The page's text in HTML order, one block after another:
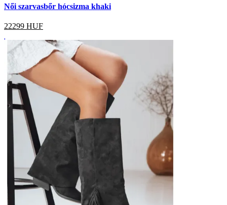
Női szarvasbőr hócsizma khaki
22299 HUF